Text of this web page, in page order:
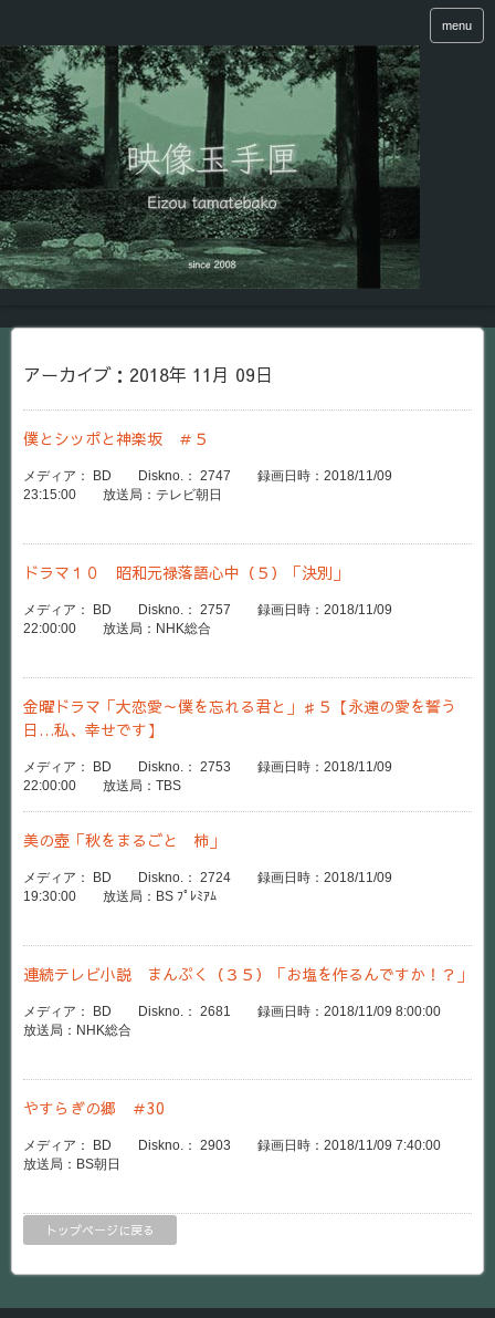
menu
アーカイブ：2018年 11月 09日
僕とシッポと神楽坂 ＃５
メディア： BD Diskno.： 2747 録画日時：2018/11/09
23:15:00 放送局：テレビ朝日
ドラマ１０ 昭和元禄落語心中（５）「決別」
メディア： BD Diskno.： 2757 録画日時：2018/11/09
22:00:00 放送局：NHK総合
金曜ドラマ「大恋愛～僕を忘れる君と」♯５【永遠の愛を誓う
日…私、幸せです】
メディア： BD Diskno.： 2753 録画日時：2018/11/09
22:00:00 放送局：TBS
美の壺「秋をまるごと 柿」
メディア： BD Diskno.： 2724 録画日時：2018/11/09
19:30:00 放送局：BS ﾌﾟﾚﾐｱﾑ
連続テレビ小説 まんぷく（３５）「お塩を作るんですか！？」
メディア： BD Diskno.： 2681 録画日時：2018/11/09 8:00:00
放送局：NHK総合
やすらぎの郷 ＃30
メディア： BD Diskno.： 2903 録画日時：2018/11/09 7:40:00
放送局：BS朝日
トップページに戻る